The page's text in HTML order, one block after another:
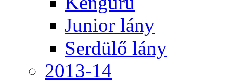
Junior lány
Serdülő lány
2013-14